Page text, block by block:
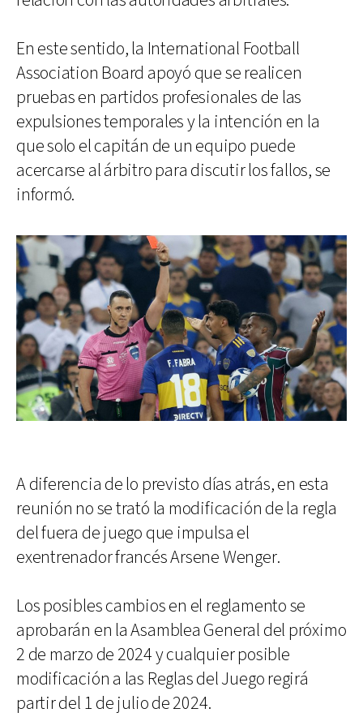
En este sentido, la International Football
Association Board apoyó que se realicen
pruebas en partidos profesionales de las
expulsiones temporales y la intención en la
que solo el capitán de un equipo puede
acercarse al árbitro para discutir los fallos, se
informó.
A diferencia de lo previsto días atrás, en esta
reunión no se trató la modificación de la regla
del fuera de juego que impulsa el
exentrenador francés Arsene Wenger.
Los posibles cambios en el reglamento se
aprobarán en la Asamblea General del próximo
2 de marzo de 2024 y cualquier posible
modificación a las Reglas del Juego regirá
partir del 1 de julio de 2024.